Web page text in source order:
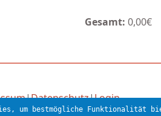
Gesamt: 0,00€
|Datenschutz|Login
um bestmögliche Funktionalität